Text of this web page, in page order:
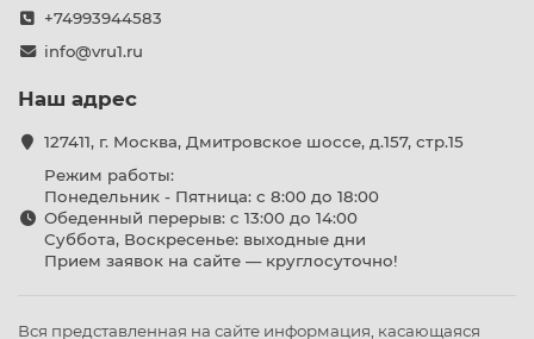
+74993944583
info@vru1.ru
Наш адрес
127411, г. Москва, Дмитровское шоссе, д.157, стр.15
Режим работы:
Понедельник - Пятница: с 8:00 до 18:00
Обеденный перерыв: с 13:00 до 14:00
Суббота, Воскресенье: выходные дни
Прием заявок на сайте — круглосуточно!
Вся представленная на сайте информация, касающаяся